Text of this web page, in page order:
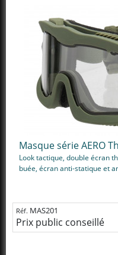
Masque série AERO
Look tactique, double écran
buée, écran anti-statique et
Réf. MAS201
Prix public conseillé